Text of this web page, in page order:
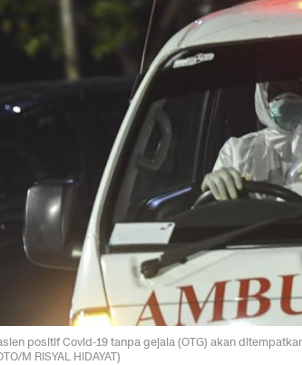
positif Covid-19 tanpa gejala (OTG) akan
M RISYAL HIDAYAT)